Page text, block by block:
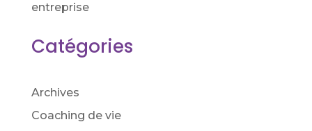
entreprise
Catégories
Archives
Coaching de vie